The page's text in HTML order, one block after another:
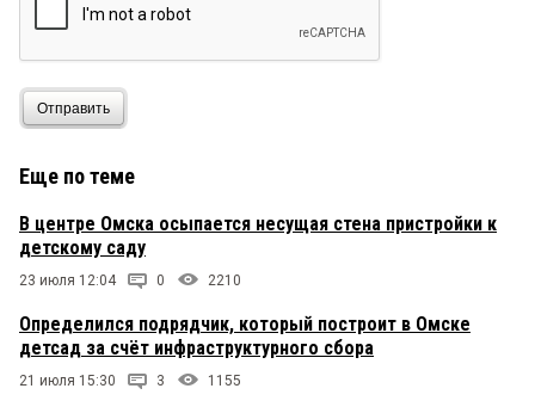
Отправить
Еще по теме
В центре Омска осыпается несущая стена пристройки к
детскому саду
23 июля 12:04 0 2210
Определился подрядчик, который построит в Омске
детсад за счёт инфраструктурного сбора
21 июля 15:30 3 1155